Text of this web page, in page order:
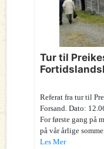
Tur til
Referat fra tur til
Forsand. Dato:
For første gang på
på vår årlige
Les Mer